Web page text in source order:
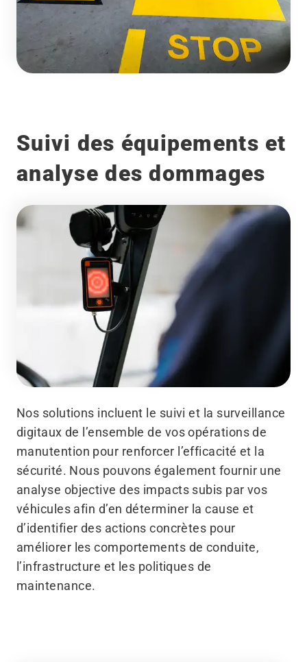
Suivi des équipements et
analyse des dommages
Nos solutions incluent le suivi et la surveillance
digitaux de l’ensemble de vos opérations de
manutention pour renforcer l’efficacité et la
sécurité. Nous pouvons également fournir une
analyse objective des impacts subis par vos
véhicules afin d’en déterminer la cause et
d’identifier des actions concrètes pour
améliorer les comportements de conduite,
l’infrastructure et les politiques de
maintenance.